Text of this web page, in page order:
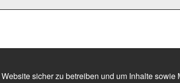
sicher zu betreiben und um Inhalte sowie